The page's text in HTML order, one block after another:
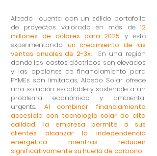
Albedo cuenta con un sólido portafolio
de proyectos valorado en más de12
millones de dólares para 2025 y está
experimentando un crecimiento de las
ventas anuales de 2-3x. En una región
donde los costos eléctricos son elevados
y las opciones de financiamiento para
PYMEs son limitadas, Albedo Solar ofrece
una solución escalable y sostenible a un
problema económico y ambiental
urgente.
Al combinar financiamiento
accesible con tecnología solar de alta
calidad, la empresa permite a sus
clientes alcanzar la independencia
energética mientras reducen
significativamente su huella de carbono.